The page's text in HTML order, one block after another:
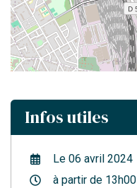
Infos utiles
Le 06 avril 2024
à partir de 13h00